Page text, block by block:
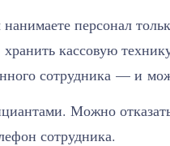
персонал
кассовую
сотрудника — и
Можно
сотрудника.